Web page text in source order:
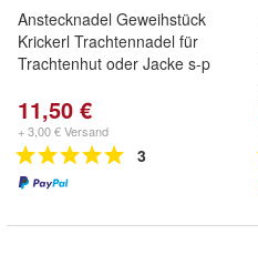
Anstecknadel Geweihstück
Krickerl Trachtennadel für
Trachtenhut oder Jacke s-p
11,50 €
+ 3,00 € Versand
3